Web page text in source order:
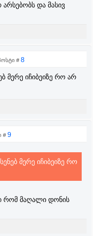
და მასივ
# 8
მერე იჩიბეიზე რო არ
# 9
მერე იჩიბეიზე რო
რომ მაღალი დონის